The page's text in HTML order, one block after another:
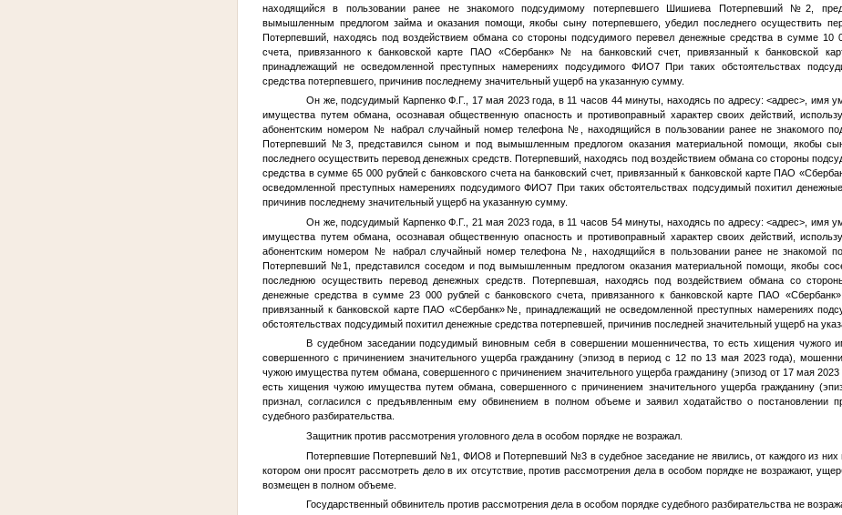
находящийся в пользовании ранее не знакомого подсудимому потерпевшего Шишиева Потерпевший №2 ,
вымышленным предлогом займа и оказания помощи, якобы сыну потерпевшего, убедил последнего осуществить
Потерпевший, находясь под воздействием обмана со стороны подсудимого перевел денежные средства в сумме 10
счета, привязанного к банковской карте ПАО «Сбербанк»
№ на банковский счет, привязанный к банковской
принадлежащий не осведомленной преступных намерениях подсудимого ФИО7При таких обстоятельствах
средства потерпевшего, причинив последнему значительный ущерб на указанную сумму.
Он же, подсудимый Карпенко Ф.Г. , 17 мая 2023 года, в 11 часов 44 минуты, находясь по адресу:<адрес> , имя
имущества путем обмана, осознавая общественную опасность и противоправный характер своих действий,
абонентским номером № набрал случайный номер телефона №
, находящийся в пользовании ранее не знакомого
Потерпевший №3, представился сыном и под вымышленным предлогом оказания материальной помощи, якобы
последнего осуществить перевод денежных средств. Потерпевший, находясь под воздействием обмана со стороны
средства в сумме 65 000 рублей с банковского счета на банковский счет, привязанный к банковской карте ПАО
осведомленной преступных намерениях подсудимогоФИО7 При таких обстоятельствах подсудимый похитил
причинив последнему значительный ущерб на указанную сумму.
Он же, подсудимый Карпенко Ф.Г. , 21 мая 2023 года, в 11 часов 54 минуты, находясь по адресу:<адрес> , имя
имущества путем обмана, осознавая общественную опасность и противоправный характер своих действий,
абонентским номером № набрал случайный номер телефона №
, находящийся в пользовании ранее не знакомой
Потерпевший №1
, представился соседом и под вымышленным предлогом оказания материальной помощи, якобы
последнюю осуществить перевод денежных средств. Потерпевшая, находясь под воздействием обмана со
денежные средства в сумме 23 000 рублей с банковского счета, привязанного к банковской карте ПАО «Сбербанк»
привязанный к банковской карте ПАО «Сбербанк» № , принадлежащий не осведомленной преступных намерениях
обстоятельствах подсудимый похитил денежные средства потерпевшей, причинив последней значительный ущерб на
В судебном заседании подсудимый виновным себя в совершении мошенничества, то есть хищения чужого
совершенного с причинением значительного ущерба гражданину (эпизод в период с 12 по 13 мая 2023 года),
чужою имущества путем обмана, совершенного с причинением значительного ущерба гражданину (эпизод от 17 мая
есть хищения чужою имущества путем обмана, совершенного с причинением значительного ущерба гражданину
признал, согласился с предъявленным ему обвинением в полном объеме и заявил ходатайство о постановлении
судебного разбирательства.
Защитник против рассмотрения уголовного дела в особом порядке не возражал.
ПотерпевшиеПотерпевший №1 ,ФИО8 иПотерпевший №3 в судебное заседание не явились, от каждого из них
котором они просят рассмотреть дело в их отсутствие, против рассмотрения дела в особом порядке не возражают,
возмещен в полном объеме.
Государственный обвинитель против рассмотрения дела в особом порядке судебного разбирательства не